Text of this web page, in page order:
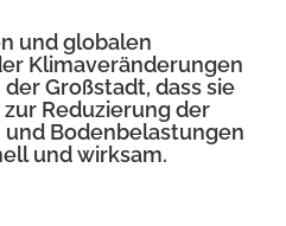
und globalen
Klimaveränderungen
Großstadt, dass sie
Reduzierung der
Bodenbelastungen
und wirksam.